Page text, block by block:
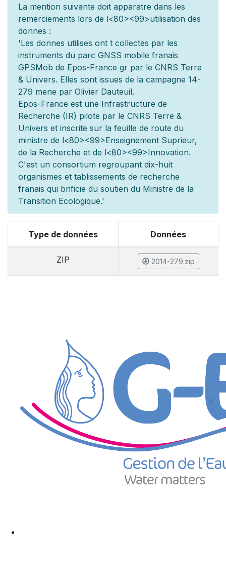
La mention suivante doit apparatre dans les
remerciements lors de l<80><99>utilisation des
donnes :
'Les donnes utilises ont t collectes par les
instruments du parc GNSS mobile franais
GPSMob de Epos-France gr par le CNRS Terre
& Univers. Elles sont issues de la campagne 14-
279 mene par Olivier Dauteuil.
Epos-France est une Infrastructure de
Recherche (IR) pilote par le CNRS Terre &
Univers et inscrite sur la feuille de route du
ministre de l<80><99>Enseignement Suprieur,
de la Recherche et de l<80><99>Innovation.
C'est un consortium regroupant dix-huit
organismes et tablissements de recherche
franais qui bnficie du soutien du Ministre de la
Transition Ecologique.'
Type de données Données
ZIP 2014-279.zip